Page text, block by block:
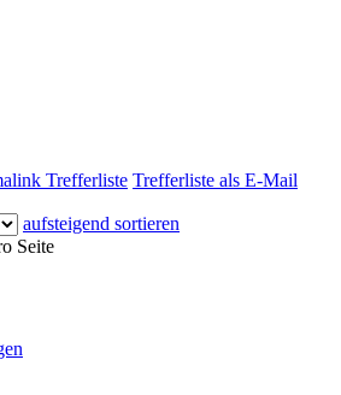
Trefferliste Trefferliste als E-Mail
aufsteigend sortieren
Seite